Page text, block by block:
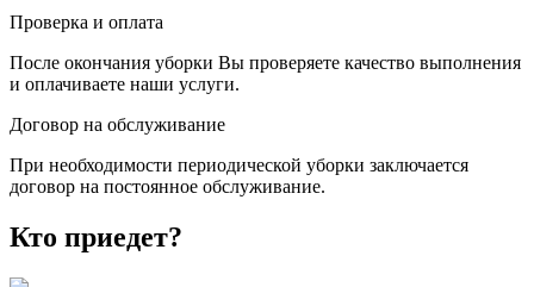
Проверка и оплата
После окончания уборки Вы проверяете качество выполнения
и оплачиваете наши услуги.
Договор на обслуживание
При необходимости периодической уборки заключается
договор на постоянное обслуживание.
Кто приедет?